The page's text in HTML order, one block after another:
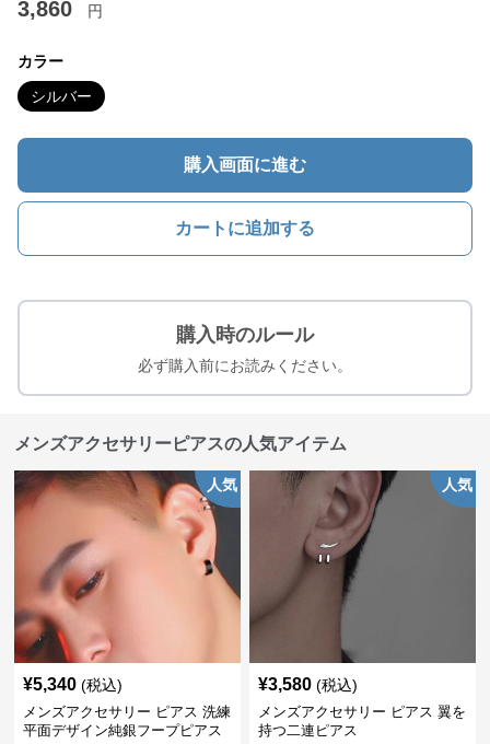
3,860 円
カラー
シルバー
購入画面に進む
カートに追加する
購入時のルール
必ず購入前にお読みください。
メンズアクセサリーピアスの人気アイテム
人気
¥5,340 (税込)
メンズアクセサリー ピアス 洗練
平面デザイン純銀フープピアス
人気
¥3,580 (税込)
メンズアクセサリー ピアス 翼を
持つ二連ピアス